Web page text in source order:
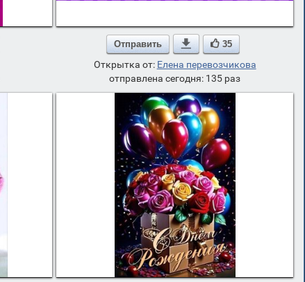
Отправить  35
Открытка от: Елена перевозчикова
отправлена сегодня: 135 раз